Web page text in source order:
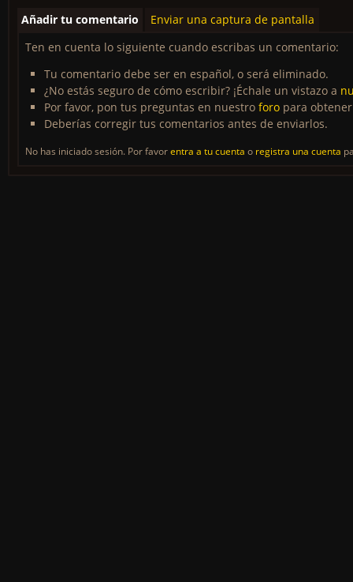
Añadir tu comentario
Enviar una captura de pantalla
Ten en cuenta lo siguiente cuando escribas un comentario:
Tu comentario debe ser en español, o será eliminado.
¿No estás seguro de cómo escribir? ¡Échale un vistazo a
Por favor, pon tus preguntas en nuestro foro para
Deberías corregir tus comentarios antes de enviarlos.
No has iniciado sesión. Por favorentra a tu cuenta o registra una cuenta